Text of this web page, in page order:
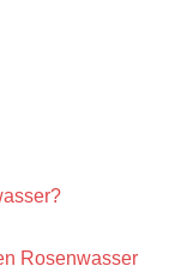
Rosenwasser